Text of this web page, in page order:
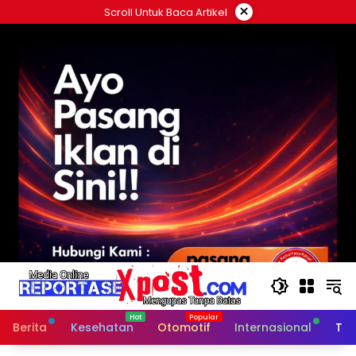
ke
Scroll Untuk Baca Artikel ×
Berita Kesehatan Otomotif Internasional